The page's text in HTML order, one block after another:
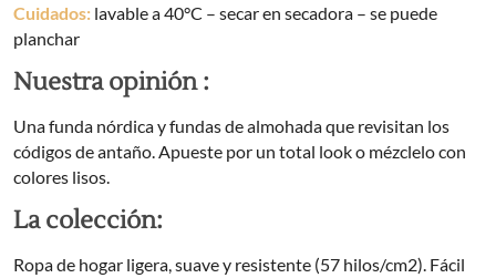
Cuidados: lavable a 40°C – secar en secadora – se puede
planchar
Nuestra opinión :
Una funda nórdica y fundas de almohada que revisitan los
códigos de antaño. Apueste por un total look o mézclelo con
colores lisos.
La colección:
Ropa de hogar ligera, suave y resistente (57 hilos/cm2). Fácil